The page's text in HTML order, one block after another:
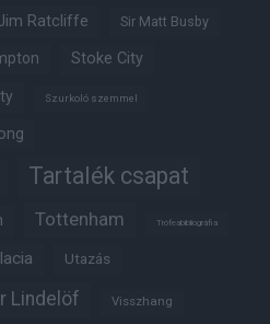
Ratcliffe Sir Matt Busby
Stoke City
Szurkoló szemmel
Tartalék csapat
Tottenham Trófeabibliográfia
Utazás
Lindelöf Visszhang